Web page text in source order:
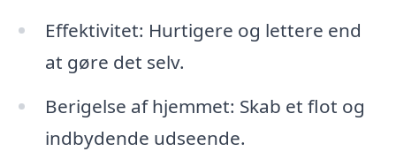
Effektivitet: Hurtigere og lettere end
at gøre det selv.
Berigelse af hjemmet: Skab et flot og
indbydende udseende.